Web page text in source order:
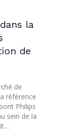
la
de
de
référence
Philips
sein de la